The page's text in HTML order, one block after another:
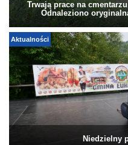
Trwają prace na
Odnaleziono
Aktualności
Niedzielny